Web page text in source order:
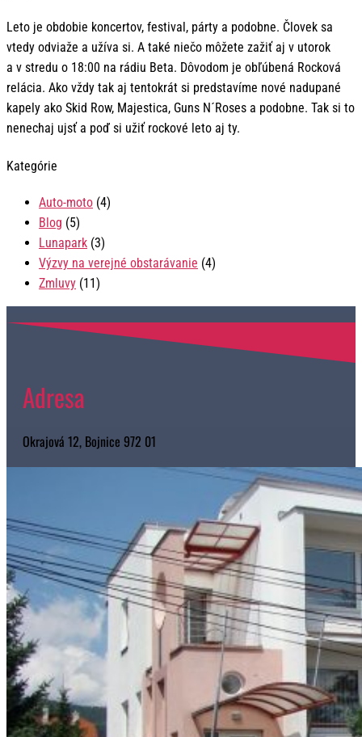
Leto je obdobie koncertov, festival, párty a podobne. Človek sa
vtedy odviaže a užíva si. A také niečo môžete zažiť aj v utorok
a v stredu o 18:00 na rádiu Beta. Dôvodom je obľúbená Rocková
relácia. Ako vždy tak aj tentokrát si predstavíme nové nadupané
kapely ako Skid Row, Majestica, Guns N´Roses a podobne. Tak si to
nenechaj ujsť a poď si užiť rockové leto aj ty.
Kategórie
Auto-moto (4)
Blog (5)
Lunapark (3)
Výzvy na verejné obstarávanie (4)
Zmluvy (11)
Adresa
Okrajová 12, Bojnice 972 01